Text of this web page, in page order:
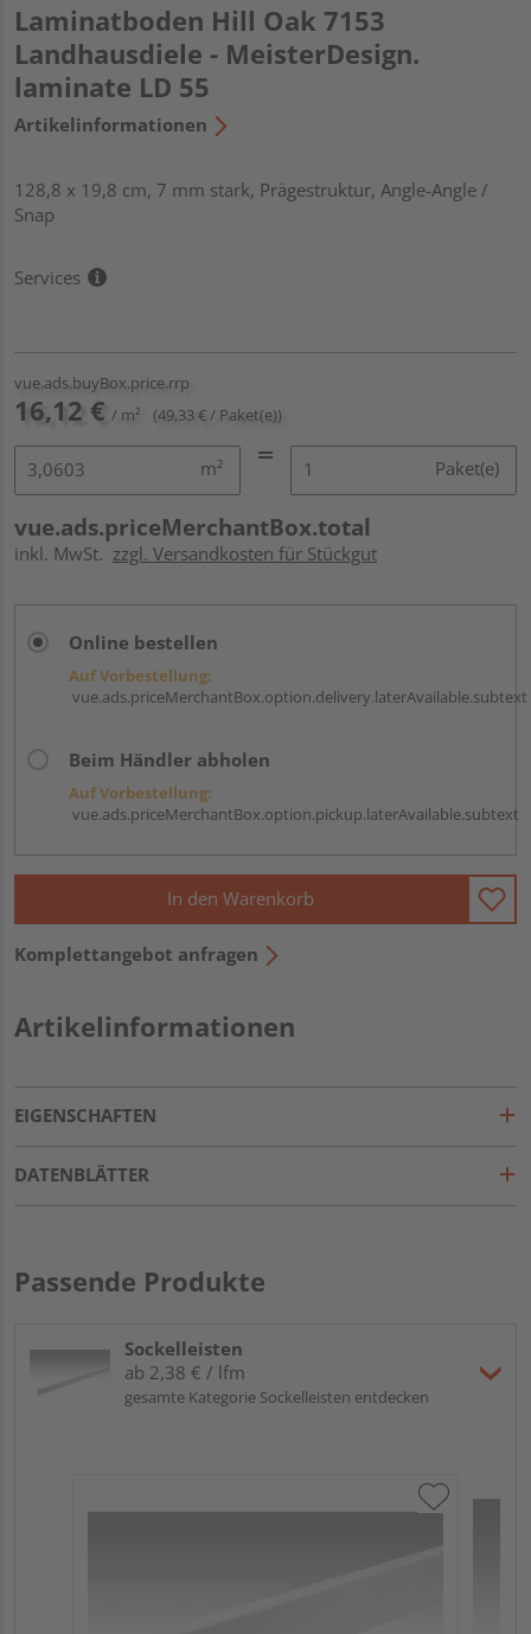
Laminatboden Hill Oak 7153
Landhausdiele - MeisterDesign.
laminate LD 55
Artikelinformationen
128,8 x 19,8 cm, 7 mm stark, Prägestruktur, Angle-Angle /
Snap
Services
vue.ads.buyBox.price.rrp
16,12 € / m² (49,33 € / Paket(e))
m² Paket(e)
vue.ads.priceMerchantBox.total
inkl. MwSt. zzgl. Versandkosten für Stückgut
Online bestellen
Auf Vorbestellung:
vue.ads.priceMerchantBox.option.delivery.laterAvailable.subtext
Beim Händler abholen
Auf Vorbestellung:
vue.ads.priceMerchantBox.option.pickup.laterAvailable.subtext
In den Warenkorb
Komplettangebot anfragen
Artikelinformationen
EIGENSCHAFTEN
DATENBLÄTTER
Passende Produkte
Sockelleisten
ab 2,38 € / lfm
gesamte Kategorie Sockelleisten entdecken